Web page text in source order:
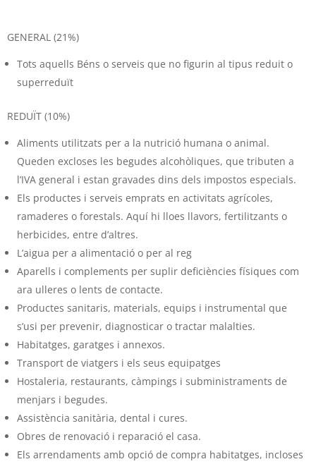
GENERAL (21%)
Tots aquells Béns o serveis que no figurin al tipus reduit o
superreduït
REDUÏT (10%)
Aliments utilitzats per a la nutrició humana o animal.
Queden excloses les begudes alcohòliques, que tributen a
l’IVA general i estan gravades dins dels impostos especials.
Els productes i serveis emprats en activitats agrícoles,
ramaderes o forestals. Aquí hi lloes llavors, fertilitzants o
herbicides, entre d’altres.
L’aigua per a alimentació o per al reg
Aparells i complements per suplir deficiències físiques com
ara ulleres o lents de contacte.
Productes sanitaris, materials, equips i instrumental que
s’usi per prevenir, diagnosticar o tractar malalties.
Habitatges, garatges i annexos.
Transport de viatgers i els seus equipatges
Hostaleria, restaurants, càmpings i subministraments de
menjars i begudes.
Assistència sanitària, dental i cures.
Obres de renovació i reparació el casa.
Els arrendaments amb opció de compra habitatges, incloses